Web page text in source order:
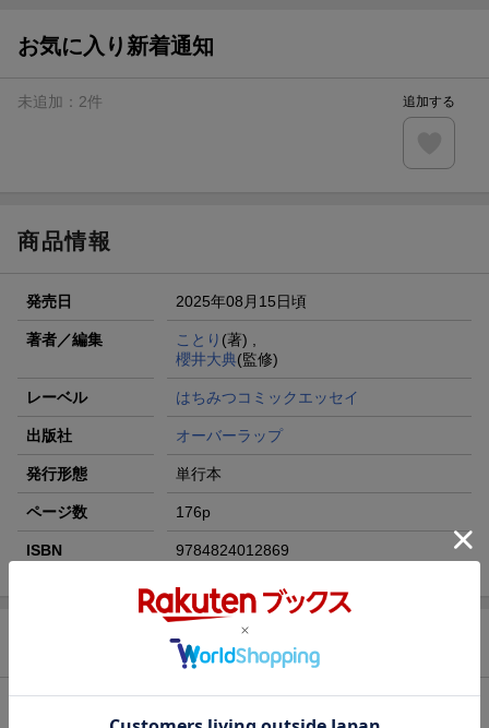
ト山分け
楽天モバイル紹介キャンペーンの拡散で300円OFFクーポン
条件達成で楽天限定・宝塚歌劇 宙組貸切公演ペアチケット
お気に入り新着通知
未追加： 2件 追加する
商品情報
発売日 2025年08月15日頃
著者／編集 ことり (著) ,
櫻井大典(監修)
レーベル はちみつコミックエッセイ
出版社 オーバーラップ
発行形態 単行本
ページ数 176p
ISBN 9784824012869